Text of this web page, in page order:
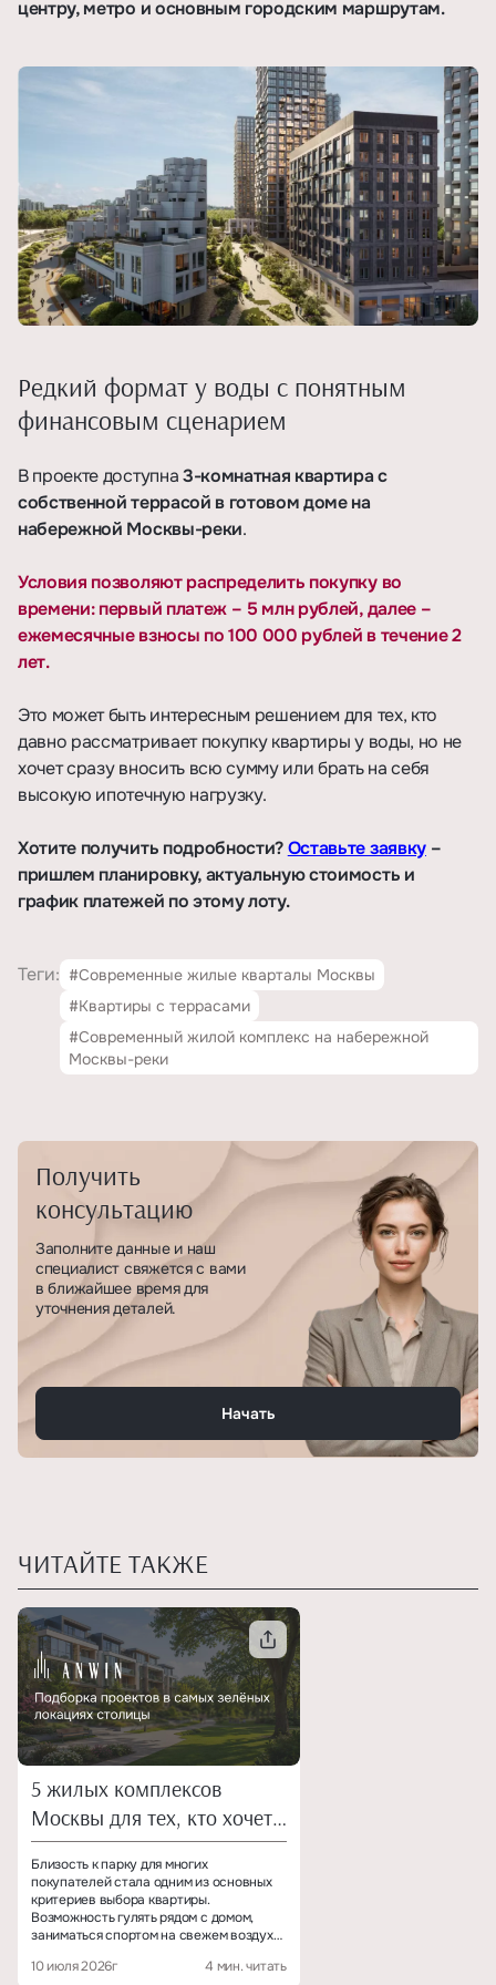
центру, метро и основным городским маршрутам.
Редкий формат у воды с понятным
финансовым сценарием
В проекте доступна3-комнатная квартира с
собственной террасой в готовом доме на
набережной Москвы-реки.
Условия позволяют распределить покупку во
времени: первый платеж – 5 млн рублей, далее –
ежемесячные взносы по 100 000 рублей в течение 2
лет.
Это может быть интересным решением для тех, кто
давно рассматривает покупку квартиры у воды, но не
хочет сразу вносить всю сумму или брать на себя
высокую ипотечную нагрузку.
Хотите получить подробности?Оставьте заявку–
пришлем планировку, актуальную стоимость и
график платежей по этому лоту.
Теги: #Современные жилые кварталы Москвы
#Квартиры с террасами
#Современный жилой комплекс на набережной
Москвы-реки
Получить
консультацию
Заполните данные и наш
специалист свяжется с вами
в ближайшее время для
уточнения деталей.
Начать
ЧИТАЙТЕ ТАКЖЕ
5 жилых комплексов
Москвы для тех, кто хочет
жить у парка
Близость к парку для многих
покупателей стала одним из основных
критериев выбора квартиры.
Возможность гулять рядом с домом,
заниматься спортом на свежем воздухе
помогает сохранять баланс, не
10 июля 2026г 4 мин. читать